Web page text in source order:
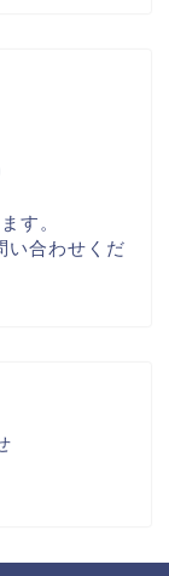
す。
い合わせくだ